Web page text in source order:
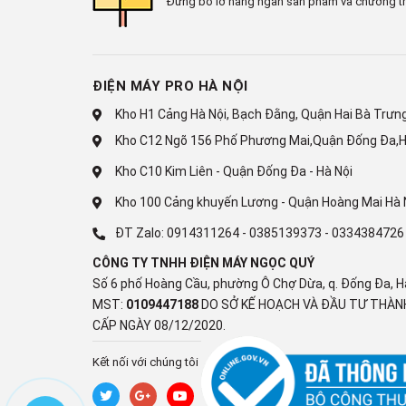
Engineering trên EMPA strips, so sánh giữa chất
Đảm Bảo Sạch Sâu Chỉ 39 Phút
Sạch Siêu Tốc QuickDrive™
Công nghệ Sạch Siêu Tốc QuickDrive sử dụng
thẩm thấu của bong bóng siêu mịn vào áo quần,
nhiều chế độ giặt, trong đó chế độ ngắn nhất - Sạch
*Theo kiểm định Intertek (So sánh WW7000T và
5%). **Chế độ mặc định dành cho tải đồ 5kg.
Diệt Khuẩn 99,9% Và Ngừa Dị Ứng
Giặt Hơi Nước Diệt Khuẩn Hygiene Steam
Kích hoạt hơi nước nhiệt độ cao thổi vào toàn bộ bề
và diệt 99,9% vi khuẩn* và các tác nhân gây dị
ĐIỆN MÁY PRO HÀ NỘI
Kho H1 Cảng Hà Nội, Bạch Đằng, Quận Hai Bà
Kho C12 Ngõ 156 Phố Phương Mai,Quận Đống
Kho C10 Kim Liên - Quận Đống Đa - Hà Nội
Kho 100 Cảng khuyến Lương - Quận Hoàng Mai Hà
ĐT Zalo: 0914311264 - 0385139373 - 0334384726
CÔNG TY TNHH ĐIỆN MÁY NGỌC QUÝ
Số 6 phố Hoàng Cầu, phường Ô Chợ Dừa, q. Đống Đa,
MST: 0109447188DO SỞ KẾ HOẠCH VÀ ĐẦU TƯ
CẤP NGÀY 08/12/2020.
Kết nối với chúng tôi